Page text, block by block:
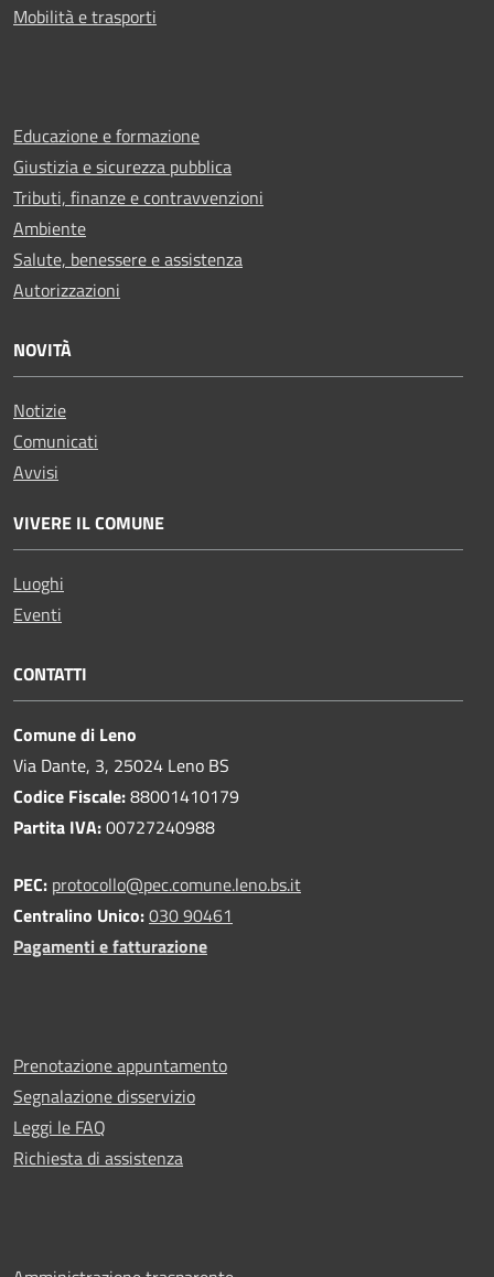
Mobilità e trasporti
Educazione e formazione
Giustizia e sicurezza pubblica
Tributi, finanze e contravvenzioni
Ambiente
Salute, benessere e assistenza
Autorizzazioni
NOVITÀ
Notizie
Comunicati
Avvisi
VIVERE IL COMUNE
Luoghi
Eventi
CONTATTI
Comune di Leno
Via Dante, 3, 25024 Leno BS
Codice Fiscale:88001410179
Partita IVA:00727240988
PEC: protocollo@pec.comune.leno.bs.it
Centralino Unico:030 90461
Pagamenti e fatturazione
Prenotazione appuntamento
Segnalazione disservizio
Leggi le FAQ
Richiesta di assistenza